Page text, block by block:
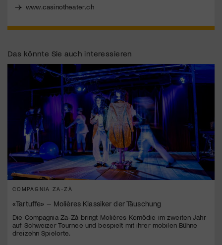
www.casinotheater.ch
Das könnte Sie auch interessieren
COMPAGNIA ZA-ZÀ
«Tartuffe» – Molières Klassiker der Täuschung
Die Compagnia Za-Zà bringt Molières Komödie im zweiten Jahr
auf Schweizer Tournee und bespielt mit ihrer mobilen Bühne
dreizehn Spielorte.